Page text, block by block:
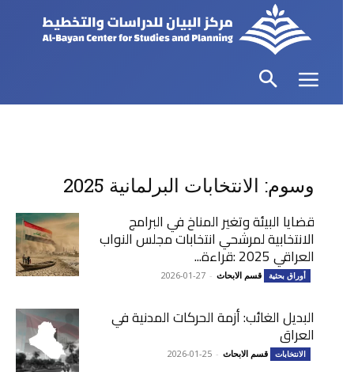
وسوم: الانتخابات البرلمانية 2025
قضايا البيئة وتغير المناخ في البرامج
الانتخابية لمرشحي انتخابات مجلس النواب
العراقي 2025 :قراءة...
أوراق بحثية قسم الابحاث -
2026-01-27
البديل الغائب: أزمة الحركات المدنية في
العراق
الانتخابات قسم الابحاث -
2026-01-25